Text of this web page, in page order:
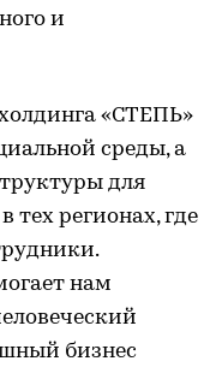
и
«СТЕПЬ»
среды, а
для
тех регионах, где
нам
бизнес